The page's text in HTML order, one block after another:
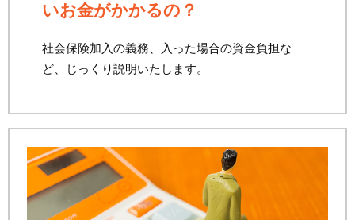
いお金がかかるの？
社会保険加入の義務、入った場合の資金負担な
ど、じっくり説明いたします。